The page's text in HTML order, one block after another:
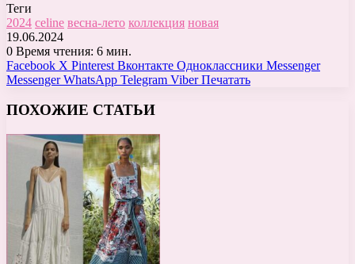
Теги
2024 celine весна-лето коллекция новая
19.06.2024
0 Время чтения: 6 мин.
Facebook X Pinterest Вконтакте Одноклассники Messenger
Messenger WhatsApp Telegram Viber Печатать
ПОХОЖИЕ СТАТЬИ